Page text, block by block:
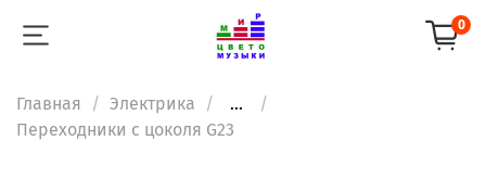
0
Главная Электрика
...
Переходники с цоколя G23